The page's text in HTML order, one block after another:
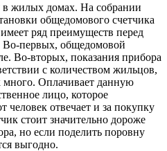
жилых домах. На собрании
общедомового счетчика
ряд преимуществ перед
Во-первых, общедомовой
Во-вторых, показания прибора
с количеством жильцов,
много. Оплачивает данную
лицо, которое
человек отвечает и за покупку
стоит значительно дороже
но если поделить поровну
выгодно.